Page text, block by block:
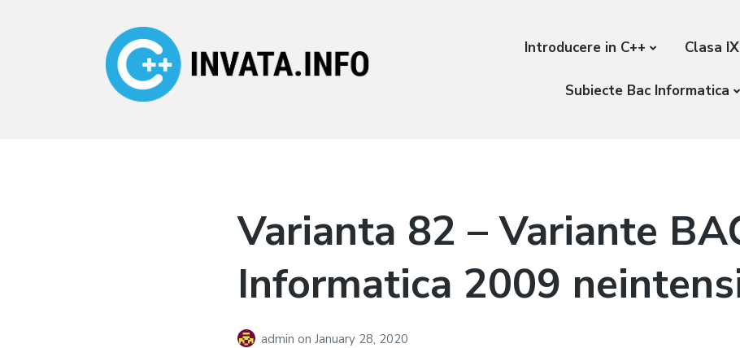
Introducere in C++ Clasa
Subiecte Bac Informatica
Varianta 82 – Variante
Informatica 2009
adminon January 28, 2020